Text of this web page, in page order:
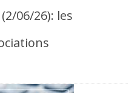
06/26): les